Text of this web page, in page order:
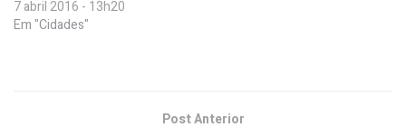
7 abril 2016 - 13h20
Em "Cidades"
Post Anterior